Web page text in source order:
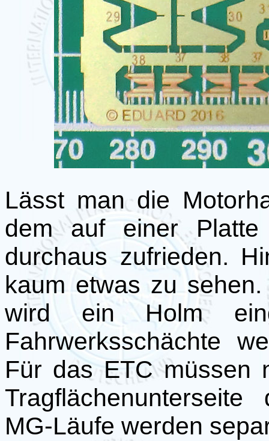
Lässt man die
dem auf einer Platte
durchaus zufrieden.
kaum etwas zu
wird ein Holm
Fahrwerksschächte
Für das ETC müssen
MG-Läufe werden